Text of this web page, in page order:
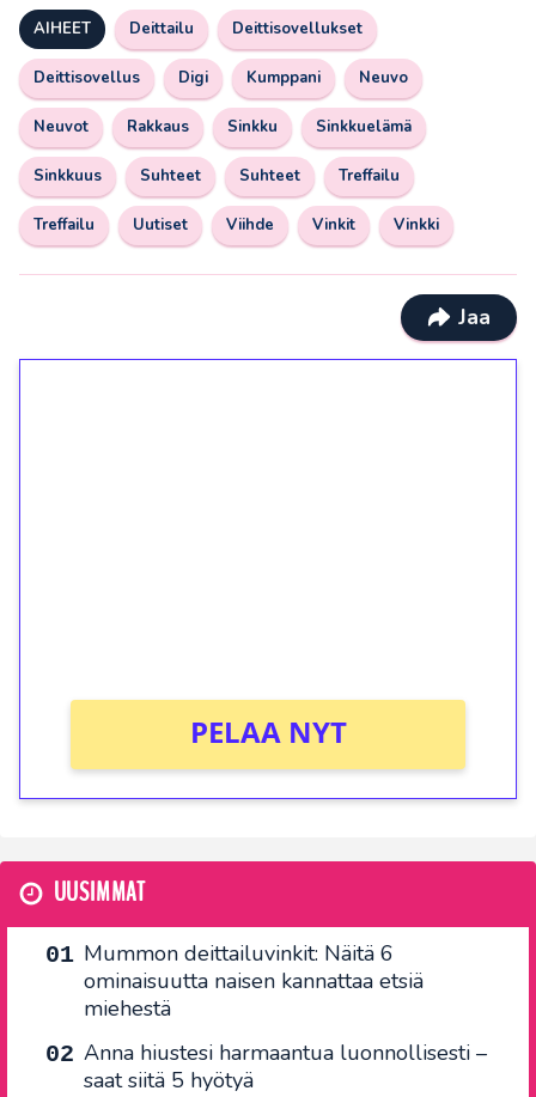
AIHEET Deittailu Deittisovellukset
Deittisovellus Digi Kumppani Neuvo
Neuvot Rakkaus Sinkku Sinkkuelämä
Sinkkuus Suhteet Suhteet Treffailu
Treffailu Uutiset Viihde Vinkit Vinkki
Jaa
PELAA NYT
UUSIMMAT
Mummon deittailuvinkit: Näitä 6
ominaisuutta naisen kannattaa etsiä
miehestä
Anna hiustesi harmaantua luonnollisesti –
saat siitä 5 hyötyä